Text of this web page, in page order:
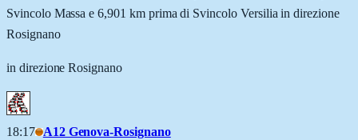
Svincolo Massa e 6,901 km prima di Svincolo Versilia in direzione
Rosignano
in direzione Rosignano
18:17 A12 Genova-Rosignano